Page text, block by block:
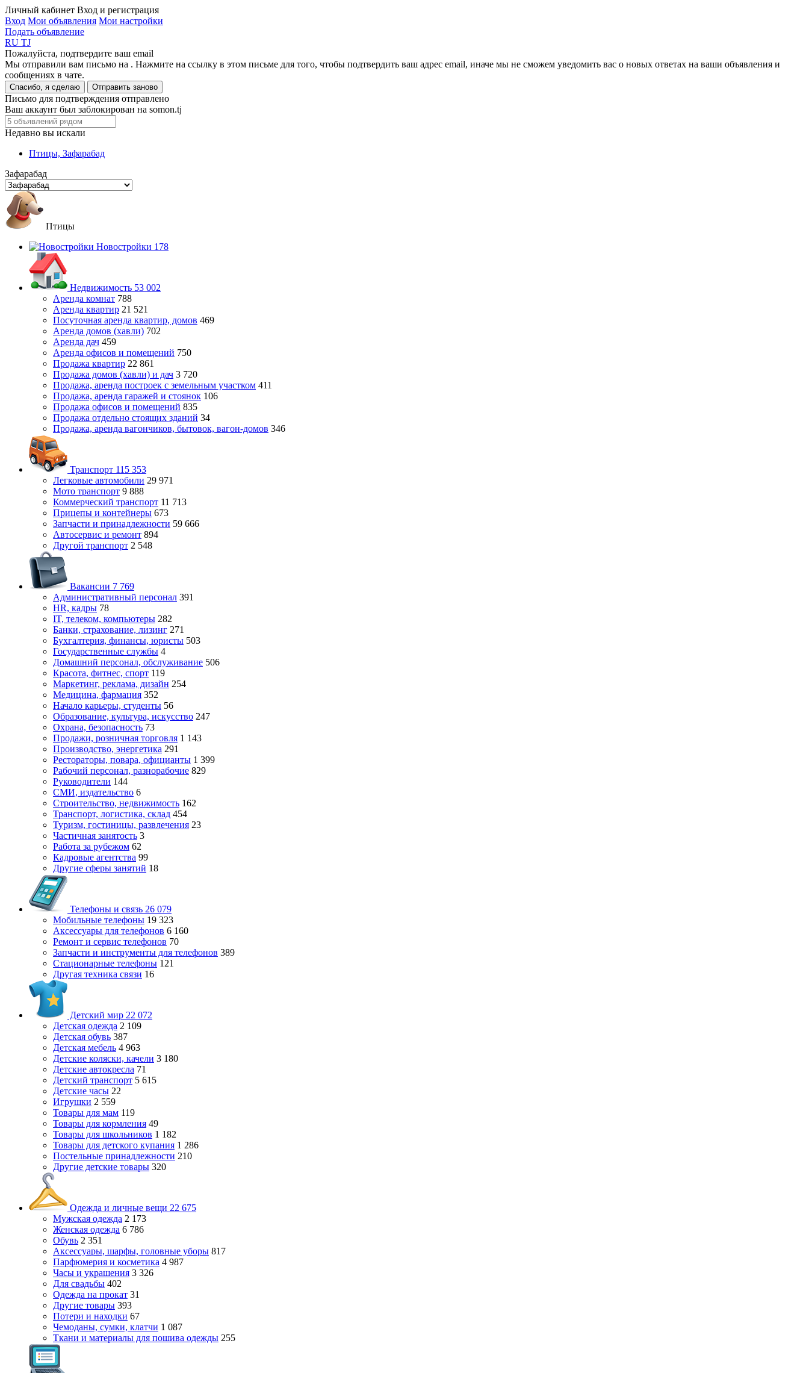
Личный кабинет Вход и регистрация
Вход Мои объявления Мои настройки
Подать объявление
RU TJ
Пожалуйста, подтвердите ваш email
Мы отправили вам письмо на . Нажмите на ссылку в этом письме для того, чтобы подтвердить ваш адрес email, иначе мы не сможем уведомить вас о новых ответах на ваши объявления и
сообщениях в чате.
Спасибо, я сделаю Отправить заново
Письмо для подтверждения отправлено
Ваш аккаунт был заблокирован на somon.tj
Недавно вы искали
Птицы, Зафарабад
Зафарабад
Птицы
Новостройки 178
Недвижимость 53 002
Аренда комнат 788
Аренда квартир 21 521
Посуточная аренда квартир, домов 469
Аренда домов (хавли) 702
Аренда дач 459
Аренда офисов и помещений 750
Продажа квартир 22 861
Продажа домов (хавли) и дач 3 720
Продажа, аренда построек с земельным участком 411
Продажа, аренда гаражей и стоянок 106
Продажа офисов и помещений 835
Продажа отдельно стоящих зданий 34
Продажа, аренда вагончиков, бытовок, вагон-домов 346
Транспорт 115 353
Легковые автомобили 29 971
Мото транспорт 9 888
Коммерческий транспорт 11 713
Прицепы и контейнеры 673
Запчасти и принадлежности 59 666
Автосервис и ремонт 894
Другой транспорт 2 548
Вакансии 7 769
Административный персонал 391
HR, кадры 78
IT, телеком, компьютеры 282
Банки, страхование, лизинг 271
Бухгалтерия, финансы, юристы 503
Государственные службы 4
Домашний персонал, обслуживание 506
Красота, фитнес, спорт 119
Маркетинг, реклама, дизайн 254
Медицина, фармация 352
Начало карьеры, студенты 56
Образование, культура, искусство 247
Охрана, безопасность 73
Продажи, розничная торговля 1 143
Производство, энергетика 291
Рестораторы, повара, официанты 1 399
Рабочий персонал, разнорабочие 829
Руководители 144
СМИ, издательство 6
Строительство, недвижимость 162
Транспорт, логистика, склад 454
Туризм, гостиницы, развлечения 23
Частичная занятость 3
Работа за рубежом 62
Кадровые агентства 99
Другие сферы занятий 18
Телефоны и связь 26 079
Мобильные телефоны 19 323
Аксессуары для телефонов 6 160
Ремонт и сервис телефонов 70
Запчасти и инструменты для телефонов 389
Стационарные телефоны 121
Другая техника связи 16
Детский мир 22 072
Детская одежда 2 109
Детская обувь 387
Детская мебель 4 963
Детские коляски, качели 3 180
Детские автокресла 71
Детский транспорт 5 615
Детские часы 22
Игрушки 2 559
Товары для мам 119
Товары для кормления 49
Товары для школьников 1 182
Товары для детского купания 1 286
Постельные принадлежности 210
Другие детские товары 320
Одежда и личные вещи 22 675
Мужская одежда 2 173
Женская одежда 6 786
Обувь 2 351
Аксессуары, шарфы, головные уборы 817
Парфюмерия и косметика 4 987
Часы и украшения 3 326
Для свадьбы 402
Одежда на прокат 31
Другие товары 393
Потери и находки 67
Чемоданы, сумки, клатчи 1 087
Ткани и материалы для пошива одежды 255